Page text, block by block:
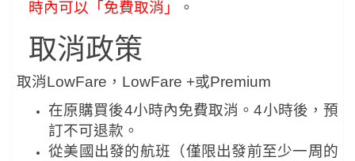
時內可以「免費取消」
。
取消政策
取消LowFare，LowFare +或Premium
在原購買後4小時內免費取消。4小時後，預
訂不可退款。
從美國出發的航班（僅限出發前至少一周的